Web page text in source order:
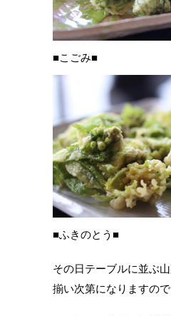
■こごみ■
■ふきのとう■
その日テーブルに並ぶ
揃い次第になりますので